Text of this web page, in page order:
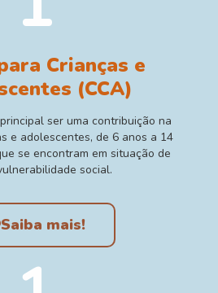
Crianças e
(CCA)
ser uma contribuição na
e adolescentes, de 6 anos a 14
se encontram em situação de
social.
Saiba mais!